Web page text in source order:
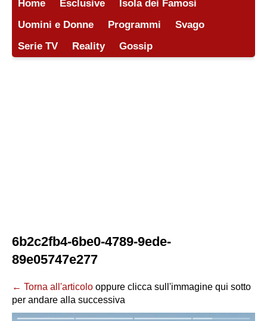
Home Esclusive
Isola dei Famosi
Uomini e Donne
Programmi
Svago
Serie TV
Reality Gossip
6b2c2fb4-6be0-4789-9ede-
89e05747e277
← Torna all'articolo oppure clicca sull'immagine qui sotto
per andare alla successiva